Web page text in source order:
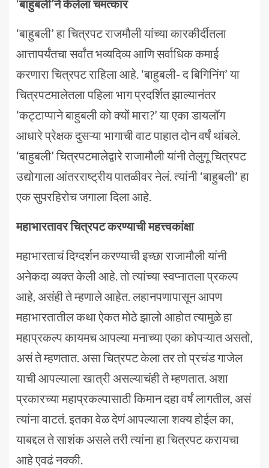
‘बाहुबली’ने केलेला चमत्कार
‘बाहुबली’ हा चित्रपट राजमौली यांच्या कारकीर्दीतला
आत्तापर्यंतचा सर्वांत भव्यदिव्य आणि सर्वाधिक कमाई
करणारा चित्रपट राहिला आहे. ‘बाहुबली- द बिगिनिंग’ या
चित्रपटमालेतला पहिला भाग प्रदर्शित झाल्यानंतर
‘कट्टाप्पाने बाहुबली को क्यों मारा?’ या एका डायलॉग
आधारे प्रेक्षक दुसऱ्या भागाची वाट पाहात दोन वर्षं थांबले.
‘बाहुबली’ चित्रपटमालेद्वारे राजामौली यांनी तेलुगू चित्रपट
उद्योगाला आंतरराष्ट्रीय पातळीवर नेलं. त्यांनी ‘बाहुबली’ हा
एक सुपरहिरोच जगाला दिला आहे.
महाभारतावर चित्रपट करण्याची महत्त्वकांक्षा
महाभारताचं दिग्दर्शन करण्याची इच्छा राजामौली यांनी
अनेकदा व्यक्त केली आहे. तो त्यांच्या स्वप्नातला प्रकल्प
आहे, असंही ते म्हणाले आहेत. लहानपणापासून आपण
महाभारतातील कथा ऐकत मोठे झालो आहोत त्यामुळे हा
महाप्रकल्प कायमच आपल्या मनाच्या एका कोपऱ्यात असतो,
असं ते म्हणतात. असा चित्रपट केला तर तो प्रचंड गाजेल
याची आपल्याला खात्री असल्याचंही ते म्हणतात. अशा
प्रकारच्या महाप्रकल्पासाठी किमान दहा वर्षं लागतील, असं
त्यांना वाटतं. इतका वेळ देणं आपल्याला शक्य होईल का,
याबद्दल ते साशंक असले तरी त्यांना हा चित्रपट करायचा
आहे एवढं नक्की.